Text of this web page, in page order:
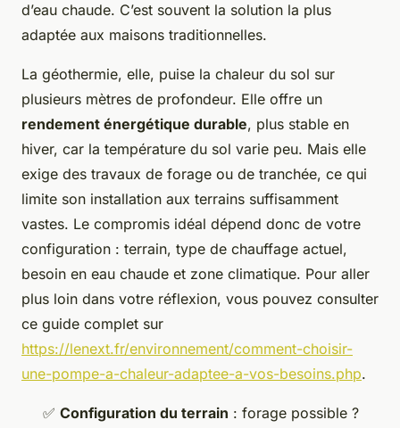
d’eau chaude. C’est souvent la solution la plus
adaptée aux maisons traditionnelles.
La géothermie, elle, puise la chaleur du sol sur
plusieurs mètres de profondeur. Elle offre un
rendement énergétique durable, plus stable en
hiver, car la température du sol varie peu. Mais elle
exige des travaux de forage ou de tranchée, ce qui
limite son installation aux terrains suffisamment
vastes. Le compromis idéal dépend donc de votre
configuration : terrain, type de chauffage actuel,
besoin en eau chaude et zone climatique. Pour aller
plus loin dans votre réflexion, vous pouvez consulter
ce guide complet sur
https://lenext.fr/environnement/comment-choisir-
une-pompe-a-chaleur-adaptee-a-vos-besoins.php.
✅ Configuration du terrain : forage possible ?